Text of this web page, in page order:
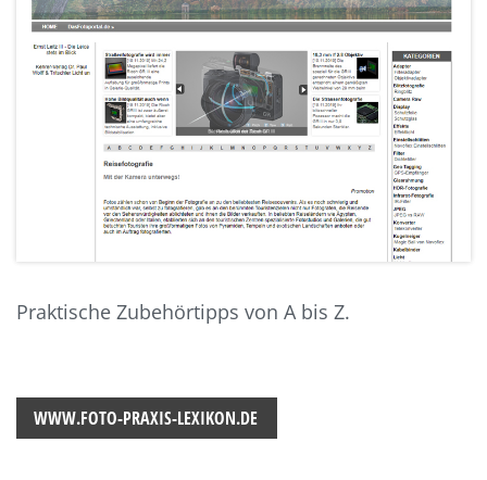
Praktische Zubehörtipps von A bis Z.
WWW.FOTO-PRAXIS-LEXIKON.DE